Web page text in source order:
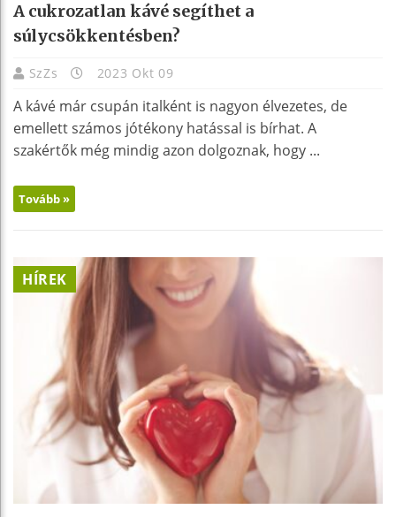
A cukrozatlan kávé segíthet a
súlycsökkentésben?
SzZs 2023 Okt 09
A kávé már csupán italként is nagyon élvezetes, de
emellett számos jótékony hatással is bírhat. A
szakértők még mindig azon dolgoznak, hogy ...
Tovább »
HÍREK